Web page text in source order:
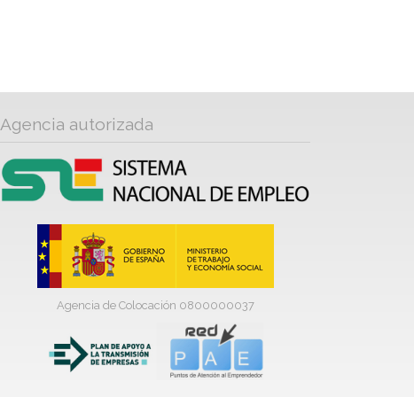
Agencia autorizada
Agencia de Colocación 0800000037